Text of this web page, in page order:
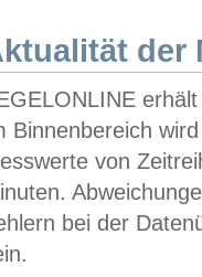
der
Binnenbereich
von
bei der